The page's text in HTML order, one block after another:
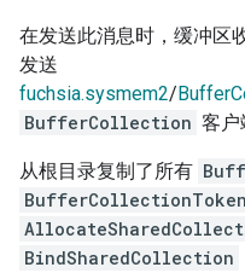
在发送此消息时，缓冲区
发送
fuchsia.sysmem2/
BufferCollection 客户
从根目录复制了所有
BufferCollectionToken
BindSharedCollection